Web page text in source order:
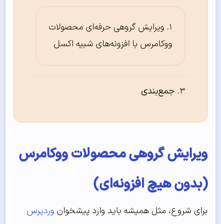
ویرایش گروهی حرفه‌ای محصولات
ووکامرس با افزونه‌های شبیه اکسل
جمع‌بندی
ویرایش گروهی محصولات ووکامرس
(بدون هیچ افزونه‌ای)
برای شروع، مثل همیشه باید وارد پیشخوان وردپرس